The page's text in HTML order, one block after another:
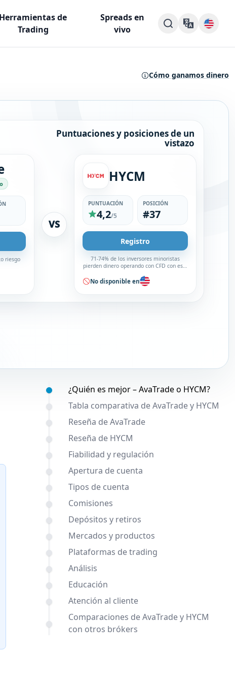
Herramientas de
Trading
Spreads en
vivo
Cómo ganamos dinero
Puntuaciones y posiciones de un
vistazo
riesgo
VS
HYCM
PUNTUACIÓN
4,2/5
POSICIÓN
#37
Registro
71-74% de los inversores minoristas
pierden dinero operando con CFD con este
No disponible en
Contenido:
¿Quién es mejor – AvaTrade o HYCM?
Tabla comparativa de AvaTrade y HYCM
Reseña de AvaTrade
Reseña de HYCM
Fiabilidad y regulación
Apertura de cuenta
Tipos de cuenta
Comisiones
Depósitos y retiros
Mercados y productos
Plataformas de trading
Análisis
Educación
Atención al cliente
Comparaciones de AvaTrade y HYCM
con otros brókers